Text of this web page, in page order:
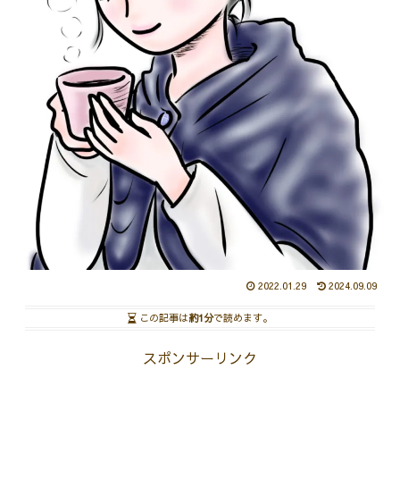
2022.01.29 2024.09.09
この記事は約1分で読めます。
スポンサーリンク